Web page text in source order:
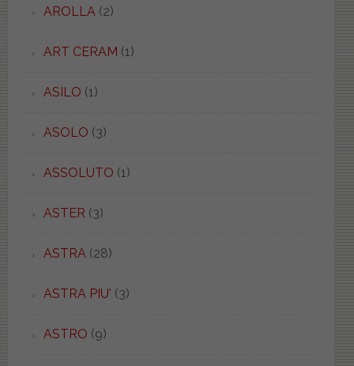
AROLLA(2)
ART CERAM (1)
ASILO (1)
ASOLO (3)
ASSOLUTO (1)
ASTER (3)
ASTRA(28)
ASTRA PIU' (3)
ASTRO (9)